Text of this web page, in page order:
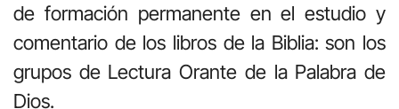
de formación permanente en el estudio y
comentario de los libros de la Biblia: son los
grupos de Lectura Orante de la Palabra de
Dios.